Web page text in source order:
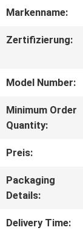
TOUR
Markenname:
Zertifizierung:
Model Number:
Minimum Order
Quantity:
Preis:
Packaging
Details:
Delivery Time: